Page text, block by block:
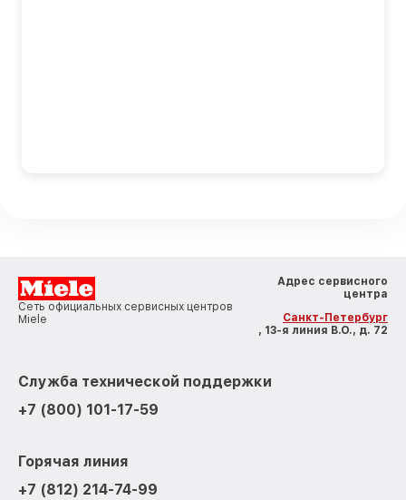
Сеть официальных сервисных центров
Miele
Адрес сервисного
центра
Санкт-Петербург
, 13-я линия В.О., д. 72
Служба технической поддержки
+7 (800) 101-17-59
Горячая линия
+7 (812) 214-74-99